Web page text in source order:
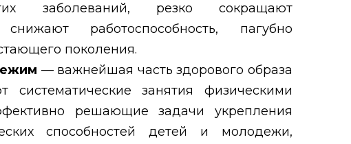
заболеваний, резко сокращают
работоспособность, пагубно
поколения.
— важнейшая часть здорового образа
систематические занятия физическими
решающие задачи укрепления
способностей детей и молодежи,